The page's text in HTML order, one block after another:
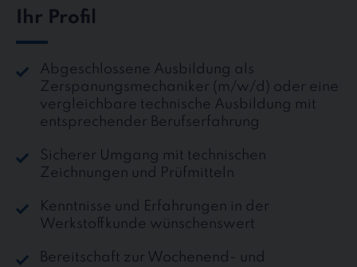
Ihr Profil
Abgeschlossene Ausbildung als
Zerspanungsmechaniker (m/w/d) oder eine
vergleichbare technische Ausbildung mit
entsprechender Berufserfahrung
Sicherer Umgang mit technischen
Zeichnungen und Prüfmitteln
Kenntnisse und Erfahrungen in der
Werkstoffkunde wünschenswert
Bereitschaft zur Wochenend- und